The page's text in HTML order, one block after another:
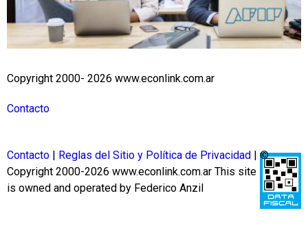
Copyright 2000- 2026 www.econlink.com.ar
Contacto
Contacto | Reglas del Sitio y Política de Privacidad | ©
Copyright 2000-2026 www.econlink.com.ar This site
is owned and operated by Federico Anzil